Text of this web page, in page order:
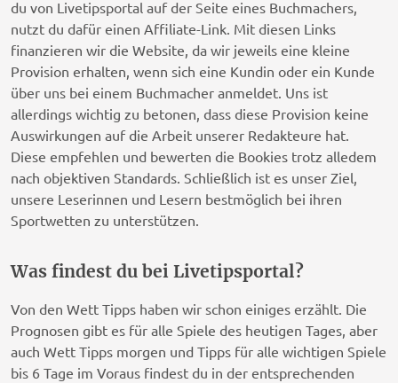
du von Livetipsportal auf der Seite eines Buchmachers,
nutzt du dafür einen Affiliate-Link. Mit diesen Links
finanzieren wir die Website, da wir jeweils eine kleine
Provision erhalten, wenn sich eine Kundin oder ein Kunde
über uns bei einem Buchmacher anmeldet. Uns ist
allerdings wichtig zu betonen, dass diese Provision keine
Auswirkungen auf die Arbeit unserer Redakteure hat.
Diese empfehlen und bewerten die Bookies trotz alledem
nach objektiven Standards. Schließlich ist es unser Ziel,
unsere Leserinnen und Lesern bestmöglich bei ihren
Sportwetten zu unterstützen.
Was findest du bei Livetipsportal?
Von den Wett Tipps haben wir schon einiges erzählt. Die
Prognosen gibt es für alle Spiele des heutigen Tages, aber
auch Wett Tipps morgen und Tipps für alle wichtigen Spiele
bis 6 Tage im Voraus findest du in der entsprechenden